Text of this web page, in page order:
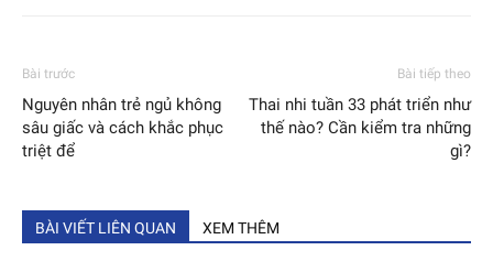
Bài trước
Nguyên nhân trẻ ngủ không
sâu giấc và cách khắc phục
triệt để
Bài tiếp theo
Thai nhi tuần 33 phát triển như
thế nào? Cần kiểm tra những
gì?
BÀI VIẾT LIÊN QUAN XEM THÊM